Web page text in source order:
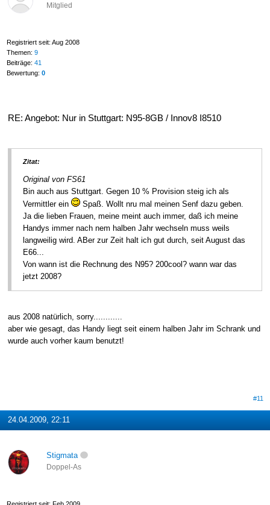
Mitglied
Registriert seit: Aug 2008
Themen: 9
Beiträge: 41
Bewertung: 0
RE: Angebot: Nur in Stuttgart: N95-8GB / Innov8 I8510
Zitat:
Original von FS61
Bin auch aus Stuttgart. Gegen 10 % Provision steig ich als
Vermittler ein
Spaß. Wollt nru mal meinen Senf dazu geben.
Ja die lieben Frauen, meine meint auch immer, daß ich meine
Handys immer nach nem halben Jahr wechseln muss weils
langweilig wird. ABer zur Zeit halt ich gut durch, seit August das
E66...
Von wann ist die Rechnung des N95? 200cool? wann war das
jetzt 2008?
aus 2008 natürlich, sorry............
aber wie gesagt, das Handy liegt seit einem halben Jahr im Schrank und
wurde auch vorher kaum benutzt!
#11
24.04.2009, 22:11
Stigmata
Doppel-As